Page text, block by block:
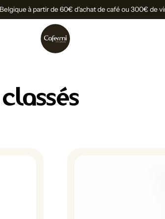
à partir de 60€ d'achat de café ou 300€ de